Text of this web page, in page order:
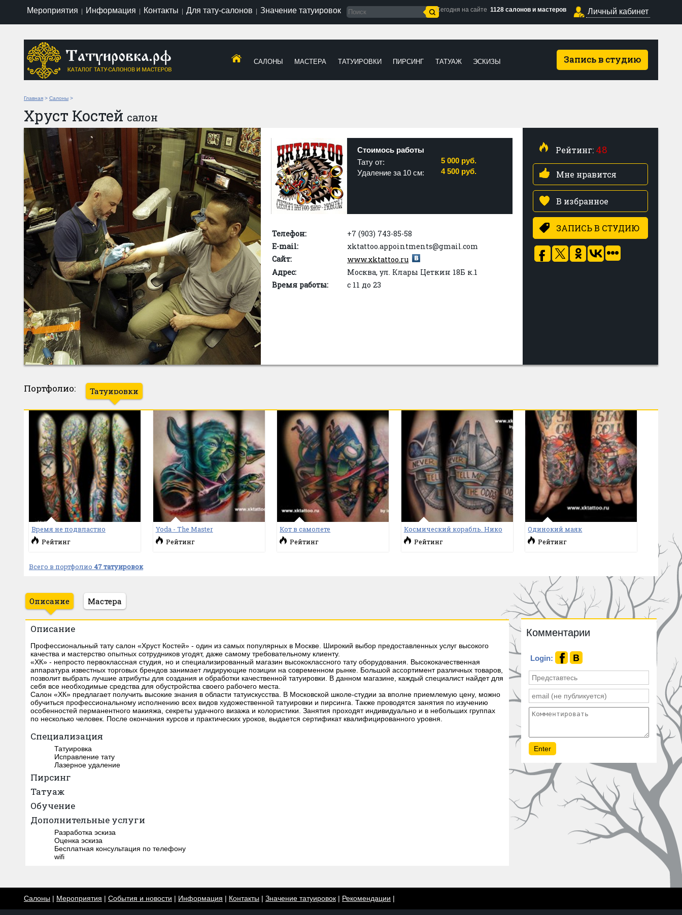
Мероприятия Информация Контакты Для тату-салонов Значение татуировок Сегодня на сайте 1128 салонов и мастеров Личный кабинет
Запись в студию
САЛОНЫ МАСТЕРА ТАТУИРОВКИ ПИРСИНГ ТАТУАЖ ЭСКИЗЫ
Главная > Салоны >
Хруст Костей салон
Стоимось работы
Тату от:
5 000 руб.
Удаление за 10 см:
4 500 руб.
Телефон:
+7 (903) 743-85-58
E-mail:
xktattoo.appointments@gmail.com
Сайт:
www.xktattoo.ru
Адрес:
Москва, ул. Клары Цеткин 18Б к.1
Время работы:
с 11 до 23
Рейтинг: 48
Мне нравится
В избранное
ЗАПИСЬ В СТУДИЮ
Портфолио: Татуировки
Время не подвластно
Рейтинг
Yoda - The Master
Рейтинг
Кот в самолете
Рейтинг
Космический корабль. Нико
Рейтинг
Одинокий маяк
Рейтинг
Всего в портфолио 47 татуировок
Описание Мастера
Описание
Профессиональный тату салон «Хруст Костей» - один из самых популярных в Москве. Широкий выбор предоставленных услуг высокого
качества и мастерство опытных сотрудников угодят, даже самому требовательному клиенту.
«ХК» - непросто первоклассная студия, но и специализированный магазин высококлассного тату оборудования. Высококачественная
аппаратура известных торговых брендов занимает лидирующие позиции на современном рынке. Большой ассортимент различных товаров,
позволит выбрать лучшие атрибуты для создания и обработки качественной татуировки. В данном магазине, каждый специалист найдет для
себя все необходимые средства для обустройства своего рабочего места.
Салон «ХК» предлагает получить высокие знания в области татуискусства. В Московской школе-студии за вполне приемлемую цену, можно
обучиться профессиональному исполнению всех видов художественной татуировки и пирсинга. Также проводятся занятия по изучению
особенностей перманентного макияжа, секреты удачного визажа и колористики. Занятия проходят индивидуально и в небольших группах
по несколько человек. После окончания курсов и практических уроков, выдается сертификат квалифицированного уровня.
Специализация
Татуировка
Исправление тату
Лазерное удаление
Пирсинг
Татуаж
Обучение
Дополнительные услуги
Разработка эскиза
Оценка эскиза
Бесплатная консультация по телефону
wifi
Комментарии
Login:
Салоны | Мероприятия | События и новости | Информация | Контакты | Значение татуировок | Рекомендации |